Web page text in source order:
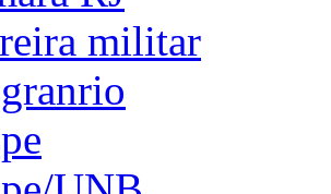
militar